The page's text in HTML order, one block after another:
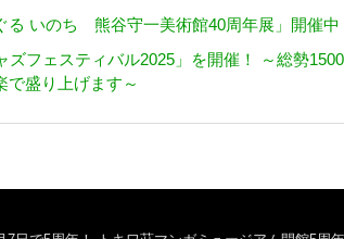
る いのち 熊谷守一美術館40周年展」開催中
ズフェスティバル2025」を開催！ ～総勢
で盛り上げます～